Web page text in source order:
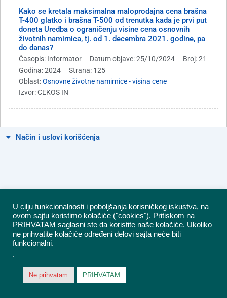
Kako se kretala maksimalna maloprodajna cena brašna
T-400 glatko i brašna T-500 od trenutka kada je prvi put
doneta Uredba o ograničenju visine cena osnovnih
životnih namirnica, tj. od 1. decembra 2021. godine, pa
do danas?
Časopis: Informator Datum objave: 25/10/2024
Broj: 21
Godina: 2024
Strana: 125
Oblast:Osnovne životne namirnice - visina cene
Izvor: CEKOS IN
Način i uslovi korišćenja
© 2020 CEKOS IN DOO – privredno društvo za izdavačku delatnost i
U cilju funkcionalnosti i poboljšanja korisničkog iskustva, na
ovom sajtu koristimo kolačiće ("cookies"). Pritiskom na
PRIHVATAM saglasni ste da koristite naše kolačiće. Ukoliko
ne prihvatite kolačiće određeni delovi sajta neće biti
funkcionalni.
.
Ne prihvatam PRIHVATAM